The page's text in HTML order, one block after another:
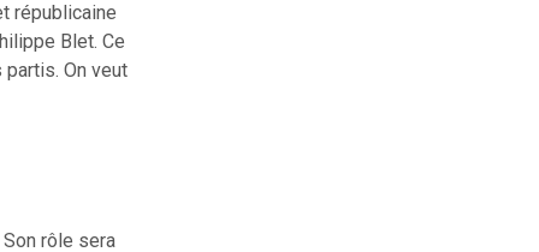
républicaine
Blet. Ce
On veut
rôle sera